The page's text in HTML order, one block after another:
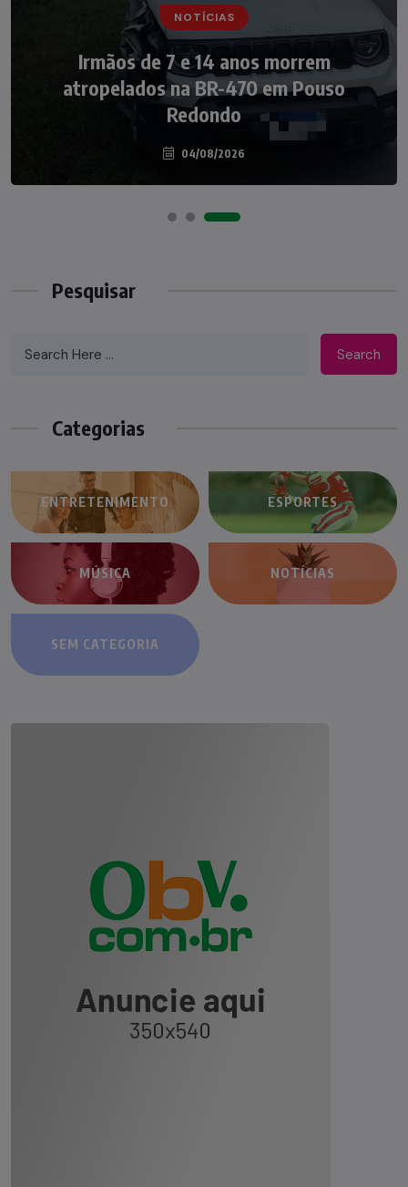
NOTÍCIAS
Irmãos de 7 e 14 anos morrem
atropelados na BR-470 em Pouso
Redondo
04/08/2026
NOTÍCIAS
Nádia Menegazzi leva o nome de Taió ao
palco do Programa Silvio Santos
07/08/2026
Pesquisar
Search
Categorias
ENTRETENIMENTO ESPORTES
MÚSICA NOTÍCIAS
SEM CATEGORIA